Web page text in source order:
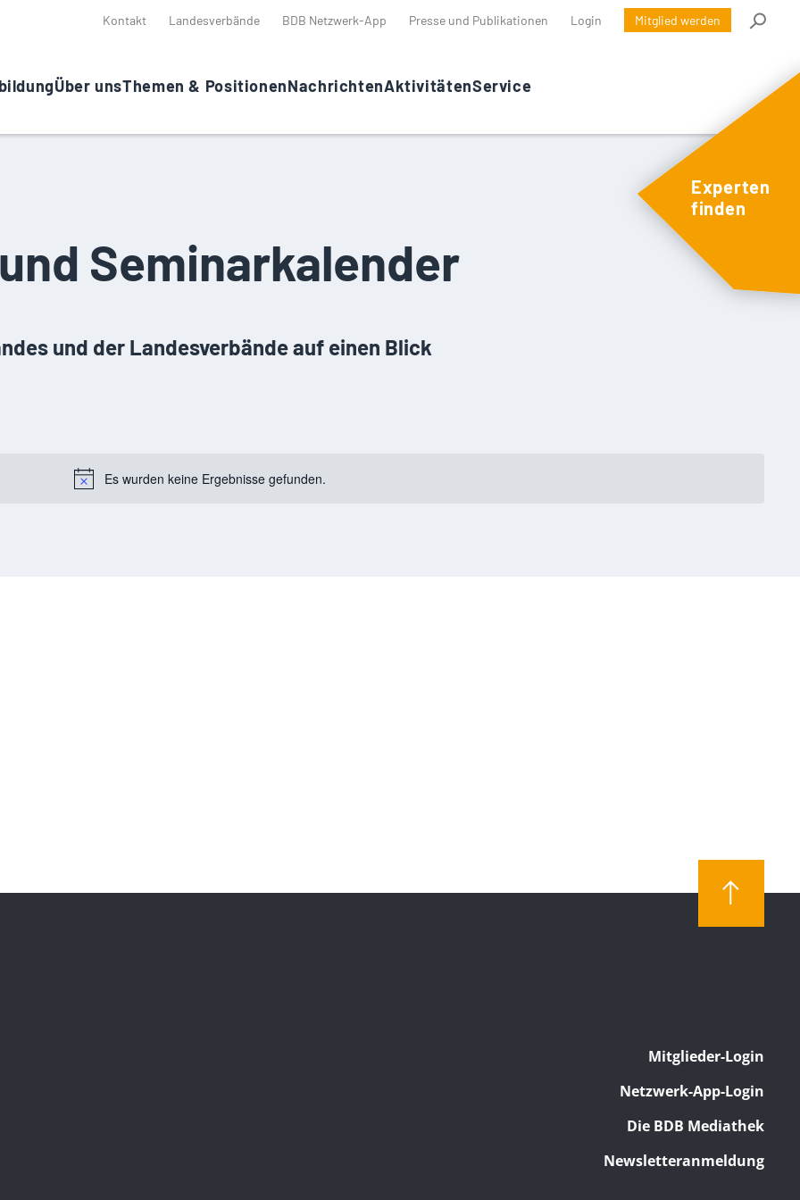
Kontakt Landesverbände BDB Netzwerk-App Presse und Publikationen Login Mitglied werden
Über unsThemen & PositionenNachrichtenAktivitätenService
Experten
finden
Seminarkalender
und der Landesverbände auf einen Blick
Notice
Es wurden keine Ergebnisse gefunden.
Mitglieder-Login
Netzwerk-App-Login
Die BDB Mediathek
Newsletteranmeldung